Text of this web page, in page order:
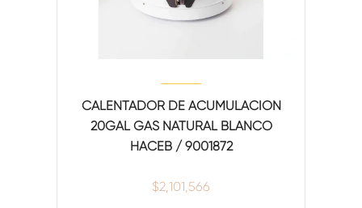
CALENTADOR DE ACUMULACIÓN
20GAL GAS NATURAL BLANCO
HACEB / 9001872
$2,101,566